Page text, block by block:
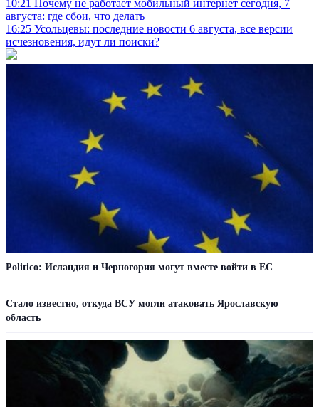
10:21
Почему не работает мобильный интернет сегодня, 7
августа: где сбои, что делать
16:25 Усольцевы: последние новости 6 августа, все версии
исчезновения, идут ли поиски?
Politico: Исландия и Черногория могут вместе войти в ЕС
Стало известно, откуда ВСУ могли атаковать Ярославскую
область